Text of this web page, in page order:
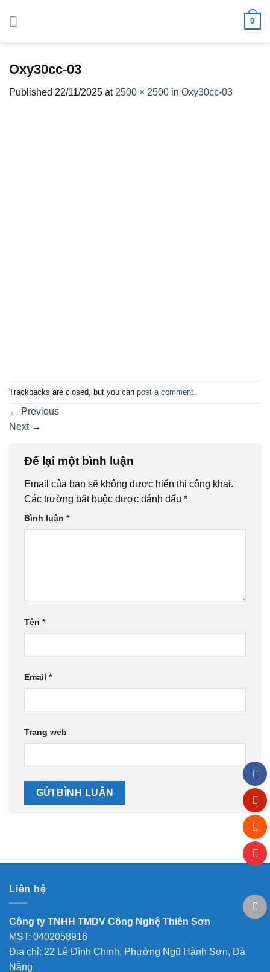
0
Oxy30cc-03
Published 22/11/2025 at 2500 × 2500 in Oxy30cc-03
Trackbacks are closed, but you can post a comment
← Previous
Next →
Để lại một bình luận
Email của bạn sẽ không được hiển thị công khai.
Các trường bắt buộc được đánh dấu *
Bình luận *
Tên *
Email *
Trang web
Liên hệ
Công ty TNHH TMDV Công Nghệ Thiên Sơn
MST: 0402058916
Địa chỉ: 22 Lê Đình Chinh, Phường Ngũ Hành Sơn, Đà
Nẵng